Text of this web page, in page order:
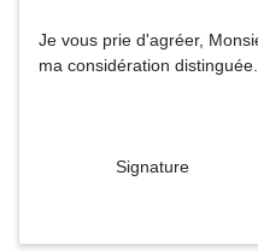
Je vous prie d'agréer,
ma considération distinguée.
Signature